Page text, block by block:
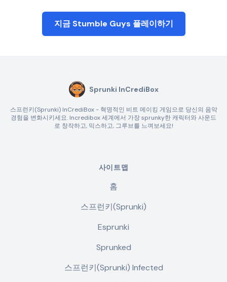
지금 Stumble Guys 플레이하기
Sprunki InCrediBox
스프런키(Sprunki) InCrediBox - 혁명적인 비트 메이킹 게임으로 당신의 음악
경험을 변화시키세요. Incredibox 세계에서 가장 sprunky한 캐릭터와 사운드
로 창작하고, 믹스하고, 그루브를 느껴보세요!
사이트맵
홈
스프런키(Sprunki)
Esprunki
Sprunked
스프런키(Sprunki) Infected